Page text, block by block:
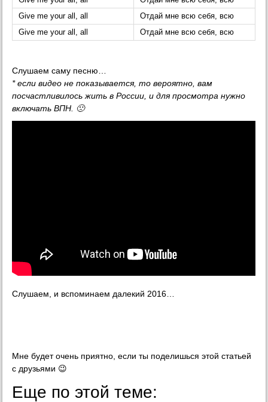
Give me your all, all
Отдай мне всю себя, всю
Give me your all, all
Отдай мне всю себя, всю
Слушаем саму песню…
* если видео не показывается, то вероятно, вам
посчастливилось жить в России, и для просмотра нужно
включать ВПН. 🙁
Слушаем, и вспоминаем далекий 2016…
Мне будет очень приятно, если ты поделишься этой статьей
с друзьями 😉
Еще по этой теме: